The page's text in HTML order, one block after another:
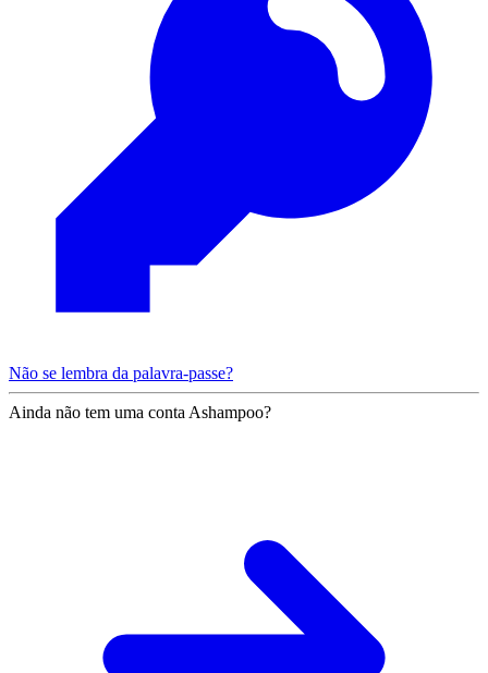
Não se lembra da palavra-passe?
Ainda não tem uma conta Ashampoo?